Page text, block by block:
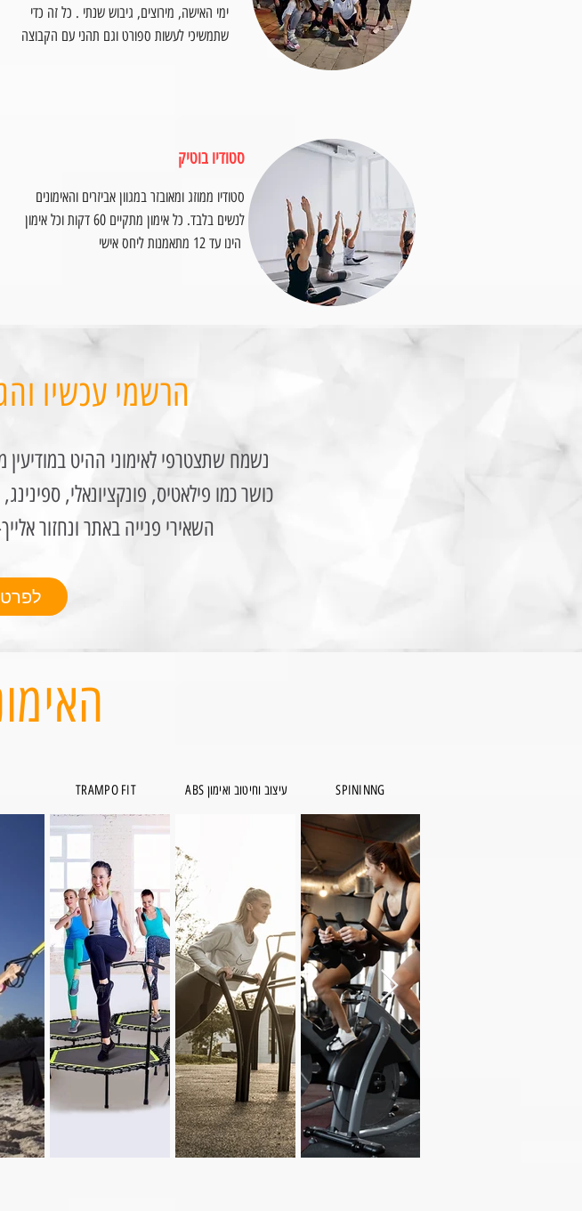
ימי האישה, מירוצים, גיבוש שנתי . כל זה כדי
שתמשיכי לעשות ספורט וגם תהני עם הקבוצה
סטודיו בוטיק
סטודיו ממוזג ומאובזר במגוון אביזרים והאימונים
לנשים בלבד. כל אימון מתקיים 60 דקות וכל אימון
הרשמי עכשיו
נשמח שתצטרפי לאימוני ההיט במודיעין
כושר כמו פילאטיס, פונקציונאלי,
השאירי פנייה באתר ונחזור
TRAMPO FIT SPININNG